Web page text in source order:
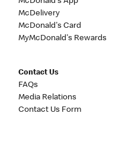
McDelivery
McDonald's Card
MyMcDonald's Rewards
Contact Us
FAQs
Media Relations
Contact Us Form